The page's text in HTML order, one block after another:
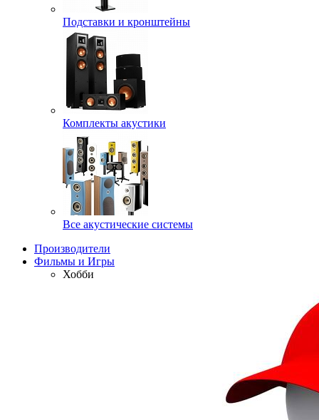
Подставки и кронштейны
Комплекты акустики
Все акустические системы
Производители
Фильмы и Игры
Хобби